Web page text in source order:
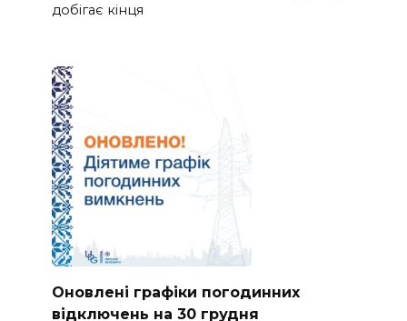
добігає кінця
Оновлені графіки погодинних
відключень на 30 грудня